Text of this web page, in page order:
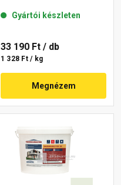
Gyártói készleten
33 190 Ft / db
1 328 Ft / kg
Megnézem